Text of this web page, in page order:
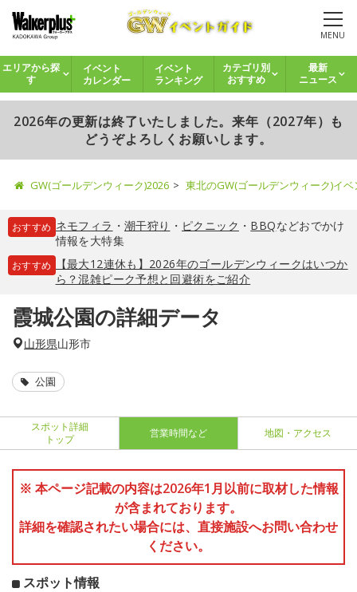
MENU
エリアから探
す
イベント
カレンダー
イベント
ランキング
カテゴリ別
おすすめ
最新
ニュース
2026年の更新は終了いたしました。来年（2027年）も
どうぞよろしくお願いします。
GW(ゴールデンウィーク)2026 東北のGW(ゴールデンウィーク)イ
おすすめ ネモフィラ ・ 潮干狩り ・ ピクニック ・ BBQなどおでかけ
情報を大特集
おすすめ
【最大12連休も】2026年のゴールデンウィークはいつか
ら？混雑ピーク予想と回避術をご紹介
霞城公園の詳細データ
山形県山形市
公園
スポット詳細
トップ
営業時間など 地図・アクセス
※ 本ページ記載の内容は2026年1月以前に取材した情報
が含まれております。
詳細を確認されたい場合には、直接施設へお問い合わせ
ください。
スポット情報